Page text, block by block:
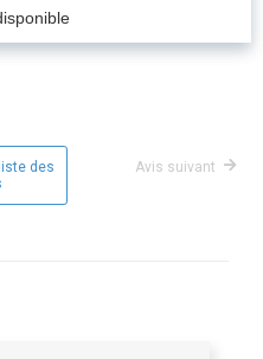
des
Avis suivant